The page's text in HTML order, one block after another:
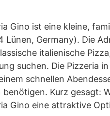
Gino ist eine kleine,
Lünen, Germany). Die
italienische
suchen. Die Pizzeria
schnellen
benötigen. Kurz gesagt:
Gino eine attraktive